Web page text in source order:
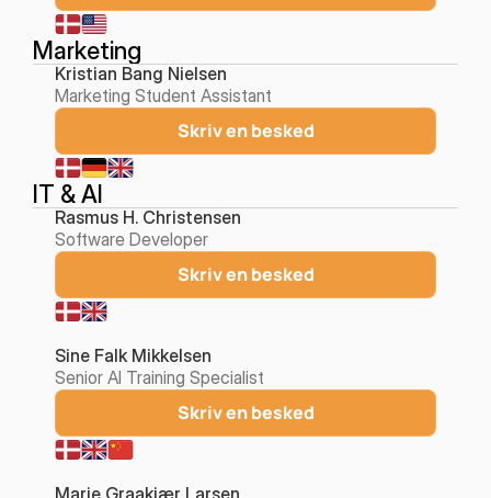
Marketing
Kristian Bang Nielsen
Marketing Student Assistant
Skriv en besked
IT & AI
Rasmus H. Christensen
Software Developer
Skriv en besked
Sine Falk Mikkelsen
Senior AI Training Specialist
Skriv en besked
Marie Graakjær Larsen